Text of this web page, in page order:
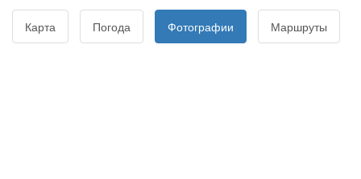
Карта Погода Фотографии Маршруты